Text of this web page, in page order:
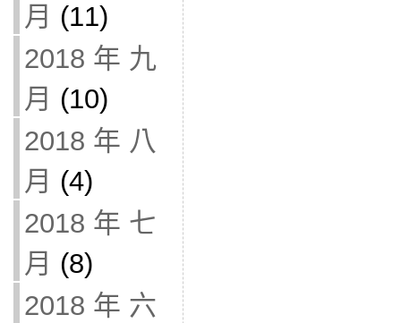
月 (11)
2018 年 九
月 (10)
2018 年 八
月 (4)
2018 年 七
月 (8)
2018 年 六